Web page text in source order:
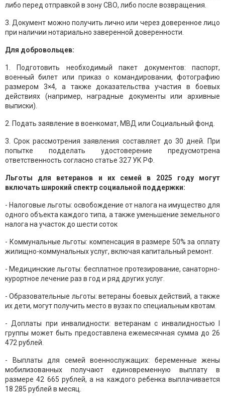
либо перед отправкой в зону СВО, либо после возвращения.
3. Документ можно получить лично или через доверенное лицо
при наличии нотариально заверенной доверенности.
Для добровольцев:
1. Подготовить необходимый пакет документов: паспорт,
военный билет или приказ о командировании, фотографию
размером 3×4, а также доказательства участия в боевых
действиях (например, наградные документы или архивные
выписки).
2. Подать заявление в военкомат, МВД или Социальный фонд.
3. Срок рассмотрения заявления составляет до 30 дней. При
попытке подделать удостоверение предусмотрена
ответственность согласно статье 327 УК РФ.
Льготы для ветеранов и их семей в 2025 году могут
включать широкий спектр социальной поддержки:
- Налоговые льготы: освобождение от налога на имущество для
одного объекта каждого типа, а также уменьшение земельного
налога на участок до шести соток
- Коммунальные льготы: компенсация в размере 50% за оплату
жилищно-коммунальных услуг, включая капитальный ремонт.
- Медицинские льготы: бесплатное протезирование, санаторно-
курортное лечение раз в год и ряд других услуг.
- Образовательные льготы: ветераны боевых действий, а также
их дети, могут получить место в вузах по специальным квотам.
- Доплаты при инвалидности: ветеранам с инвалидностью I
группы может быть предоставлена ежемесячная сумма до 26
472 рублей.
- Выплаты для семей военнослужащих: беременные жены
мобилизованных получают единовременную выплату в
размере 42 665 рублей, а на каждого ребенка выплачивается
18 285 рублей в месяц.